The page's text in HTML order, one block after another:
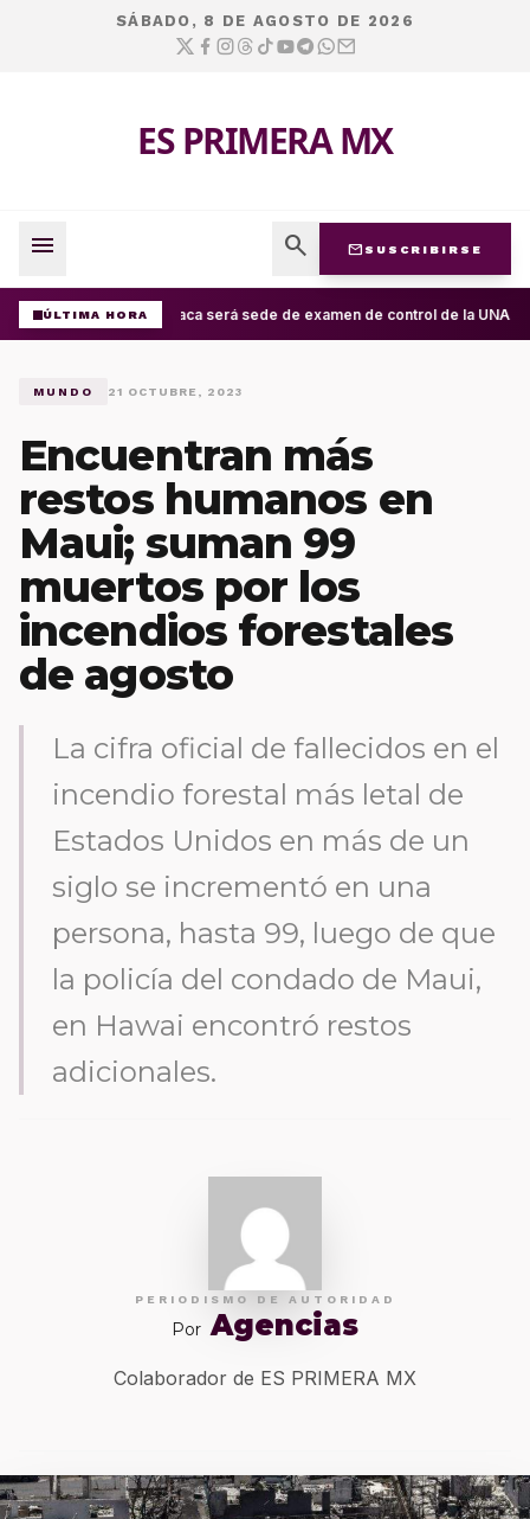
SÁBADO, 8 DE AGOSTO DE 2026
ES PRIMERA MX
menu search mail SUSCRIBIRSE
ÚLTIMA HORAOaxaca será sede de examen de control de la
MUNDO 21 OCTUBRE, 2023
Encuentran más
restos humanos en
Maui; suman 99
muertos por los
incendios forestales
de agosto
La cifra oficial de fallecidos en el
incendio forestal más letal de
Estados Unidos en más de un
siglo se incrementó en una
persona, hasta 99, luego de que
la policía del condado de Maui,
en Hawai encontró restos
adicionales.
PERIODISMO DE AUTORIDAD
Por Agencias
Colaborador de ES PRIMERA MX